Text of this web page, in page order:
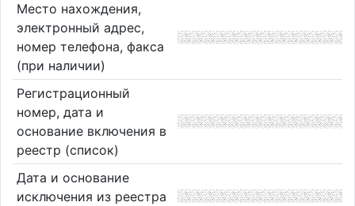
Место нахождения,
электронный адрес,
номер телефона, факса
(при наличии)
Регистрационный
номер, дата и
основание включения в
реестр (список)
Дата и основание
исключения из реестра